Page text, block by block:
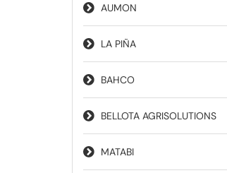
AUMON
LA PIÑA
BAHCO
BELLOTA AGRISOLUTIONS
MATABI